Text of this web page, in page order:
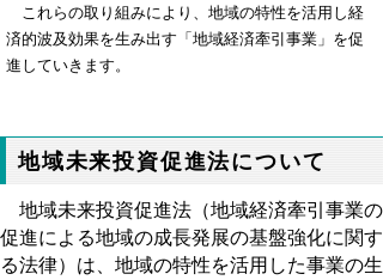
これらの取り組みにより、地域の特性を活用し経
済的波及効果を生み出す「地域経済牽引事業」を促
進していきます。
地域未来投資促進法について
地域未来投資促進法（地域経済牽引事業の
促進による地域の成長発展の基盤強化に関す
る法律）は、地域の特性を活用した事業の生